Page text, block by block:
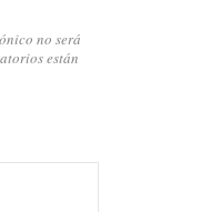
no será
están